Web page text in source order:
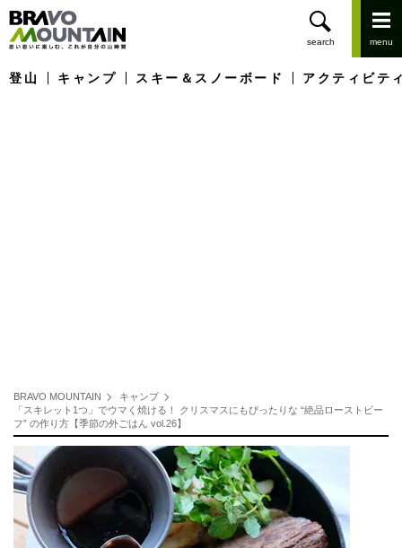
登山 キャンプ スキー＆スノーボード アクティビテ
BRAVO MOUNTAIN
キャンプ
「スキレット1つ」でウマく焼ける！ クリスマスにもぴったりな “絶品ローストビー
フ” の作り方【季節の外ごはん vol.26】